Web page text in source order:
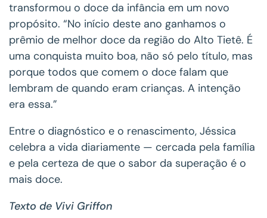
transformou o doce da infância em um novo
propósito. “No início deste ano ganhamos o
prêmio de melhor doce da região do Alto Tietê. É
uma conquista muito boa, não só pelo título, mas
porque todos que comem o doce falam que
lembram de quando eram crianças. A intenção
era essa.”
Entre o diagnóstico e o renascimento, Jéssica
celebra a vida diariamente — cercada pela família
e pela certeza de que o sabor da superação é o
mais doce.
Texto de Vivi Griffon